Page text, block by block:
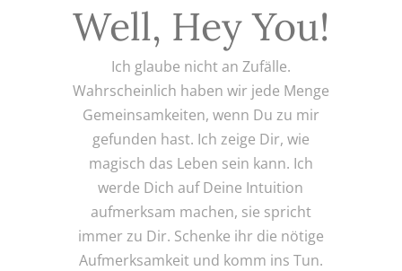
Well, Hey You!
Ich glaube nicht an Zufälle.
Wahrscheinlich haben wir jede Menge
Gemeinsamkeiten, wenn Du zu mir
gefunden hast. Ich zeige Dir, wie
magisch das Leben sein kann. Ich
werde Dich auf Deine Intuition
aufmerksam machen, sie spricht
immer zu Dir. Schenke ihr die nötige
Aufmerksamkeit und komm ins Tun.